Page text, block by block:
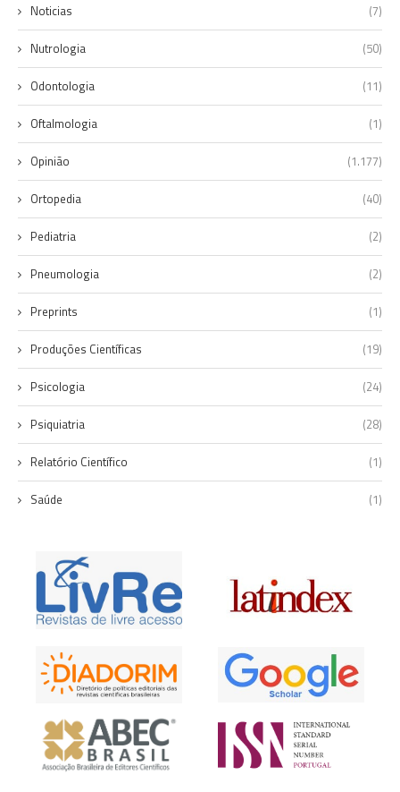
Noticias (7)
Nutrologia (50)
Odontologia (11)
Oftalmologia (1)
Opinião (1.177)
Ortopedia (40)
Pediatria (2)
Pneumologia (2)
Preprints (1)
Produções Científicas (19)
Psicologia (24)
Psiquiatria (28)
Relatório Científico (1)
Saúde (1)